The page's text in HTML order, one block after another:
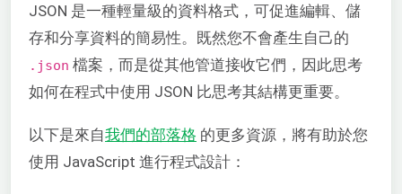
JSON 是一種輕量級的資料格式，可促進編輯、儲
存和分享資料的簡易性。既然您不會產生自己的
.json 檔案，而是從其他管道接收它們，因此思考
如何在程式中使用 JSON 比思考其結構更重要。
以下是來自我們的部落格 的更多資源，將有助於您
使用 JavaScript 進行程式設計：